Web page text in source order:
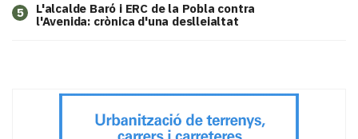
5
L'alcalde Baró i ERC de la Pobla contra
l'Avenida: crònica d'una deslleialtat